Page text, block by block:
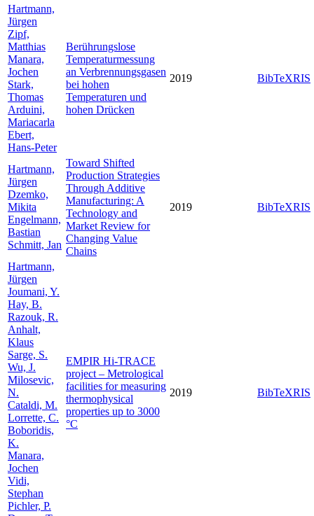
Hartmann,
Jürgen
Zipf,
Matthias
Manara,
Jochen
Stark,
Thomas
Arduini,
Mariacarla
Ebert,
Hans-Peter
Berührungslose
Temperaturmessung
an Verbrennungsgasen
bei hohen
Temperaturen und
hohen Drücken
2019 BibTeXRIS
Hartmann,
Jürgen
Dzemko,
Mikita
Engelmann,
Bastian
Schmitt, Jan
Toward Shifted
Production Strategies
Through Additive
Manufacturing: A
Technology and
Market Review for
Changing Value
Chains
2019 BibTeXRIS
Hartmann,
Jürgen
Joumani, Y.
Hay, B.
Razouk, R.
Anhalt,
Klaus
Sarge, S.
Wu, J.
Milosevic,
N.
Cataldi, M.
Lorrette, C.
Boboridis,
K.
Manara,
Jochen
Vidi,
Stephan
Pichler, P.
EMPIR Hi-TRACE
project – Metrological
facilities for measuring
thermophysical
properties up to 3000
°C
2019 BibTeXRIS